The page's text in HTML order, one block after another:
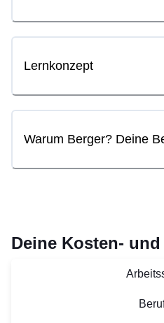
Lernkonzept
Warum Berger? Deine
Deine Kosten-